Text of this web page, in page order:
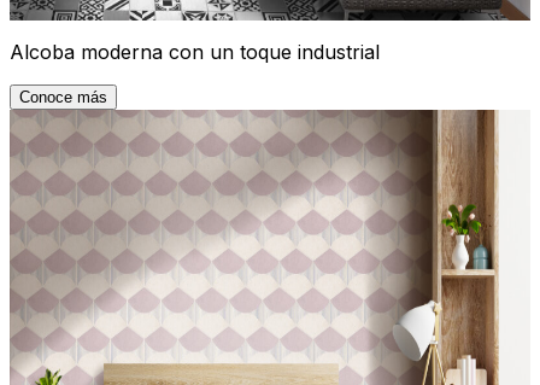
Alcoba moderna con un toque industrial
Conoce más